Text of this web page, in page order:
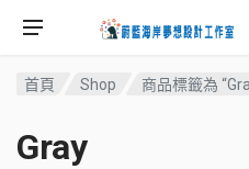
首頁 Shop 商品標籤為
Gray